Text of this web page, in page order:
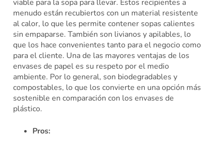
viable para la sopa para llevar. Estos recipientes a
menudo están recubiertos con un material resistente
al calor, lo que les permite contener sopas calientes
sin empaparse. También son livianos y apilables, lo
que los hace convenientes tanto para el negocio como
para el cliente. Una de las mayores ventajas de los
envases de papel es su respeto por el medio
ambiente. Por lo general, son biodegradables y
compostables, lo que los convierte en una opción más
sostenible en comparación con los envases de
plástico.
Pros: